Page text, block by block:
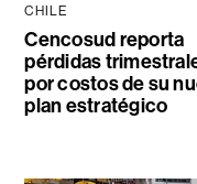
CHILE
Cencosud reporta
pérdidas
por costos de su
plan estratégico